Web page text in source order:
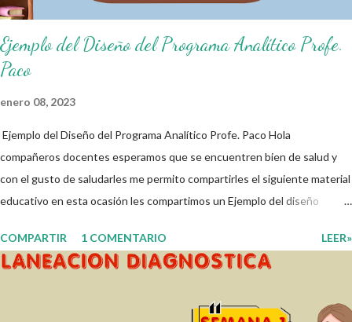
Ejemplo del Diseño del Programa Analítico Profe.
Paco
enero 08, 2023
Ejemplo del Diseño del Programa Analítico Profe. Paco Hola
compañeros docentes esperamos que se encuentren bien de salud y
con el gusto de saludarles me permito compartirles el siguiente material
educativo en esta ocasión les compartimos un Ejemplo del diseño
fortalecer los procesos de enseñanza y aprendizaje para que los
alumnos alcacen los niveles de logro educativo. Gracias por seguir a
diferentes materiales que hacen que todo esto sea posible,
COMPARTIR 1 COMENTARIO LEER»